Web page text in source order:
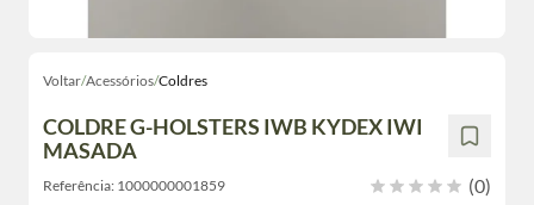
Voltar/Acessórios/Coldres
COLDRE G-HOLSTERS IWB KYDEX IWI
MASADA
Referência: 1000000001859
(0)